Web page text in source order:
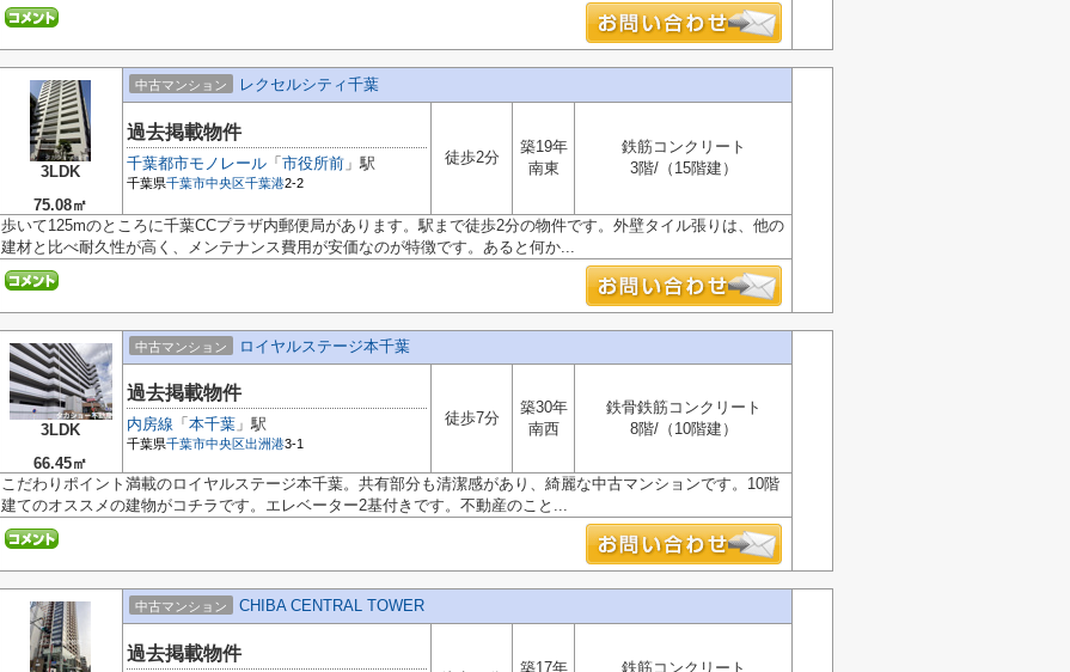
3LDK
75.08㎡
中古マンション レクセルシティ千葉
過去掲載物件
千葉都市モノレール 「 市役所前 」駅
千葉県千葉市中央区千葉港2-2
徒歩2分
築19年
南東
鉄筋コンクリート
3階/（15階建）
歩いて125mのところに千葉CCプラザ内郵便局があります。駅まで徒歩2分の物件です。外壁タイル張りは、他の
建材と比べ耐久性が高く、メンテナンス費用が安価なのが特徴です。あると何か...
3LDK
66.45㎡
中古マンション ロイヤルステージ本千葉
過去掲載物件
内房線 「 本千葉 」駅
千葉県千葉市中央区出洲港3-1
徒歩7分
築30年
南西
鉄骨鉄筋コンクリート
8階/（10階建）
こだわりポイント満載のロイヤルステージ本千葉。共有部分も清潔感があり、綺麗な中古マンションです。10階
建てのオススメの建物がコチラです。エレベーター2基付きです。不動産のこと...
中古マンション CHIBA CENTRAL TOWER
過去掲載物件
築17年 鉄筋コンクリート